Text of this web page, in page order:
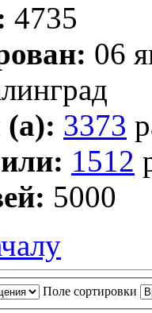
4735
06
(а): 3373
1512
5000
Поле сортировки